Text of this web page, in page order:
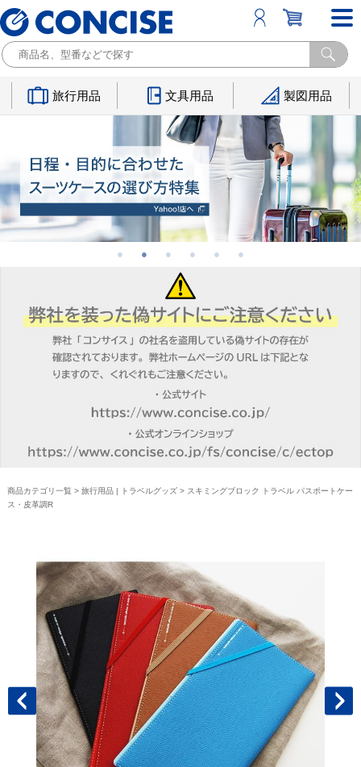
旅行用品 文具用品 製図用品
商品カテゴリ一覧 > 旅行用品 | トラベルグッズ> スキミングブロック トラベル パスポートケー
ス・皮革調R